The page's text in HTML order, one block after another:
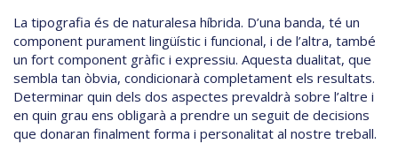
La tipografia és de naturalesa híbrida. D’una banda, té un
component purament lingüístic i funcional, i de l’altra, també
un fort component gràfic i expressiu. Aquesta dualitat, que
sembla tan òbvia, condicionarà completament els resultats.
Determinar quin dels dos aspectes prevaldrà sobre l’altre i
en quin grau ens obligarà a prendre un seguit de decisions
que donaran finalment forma i personalitat al nostre treball.